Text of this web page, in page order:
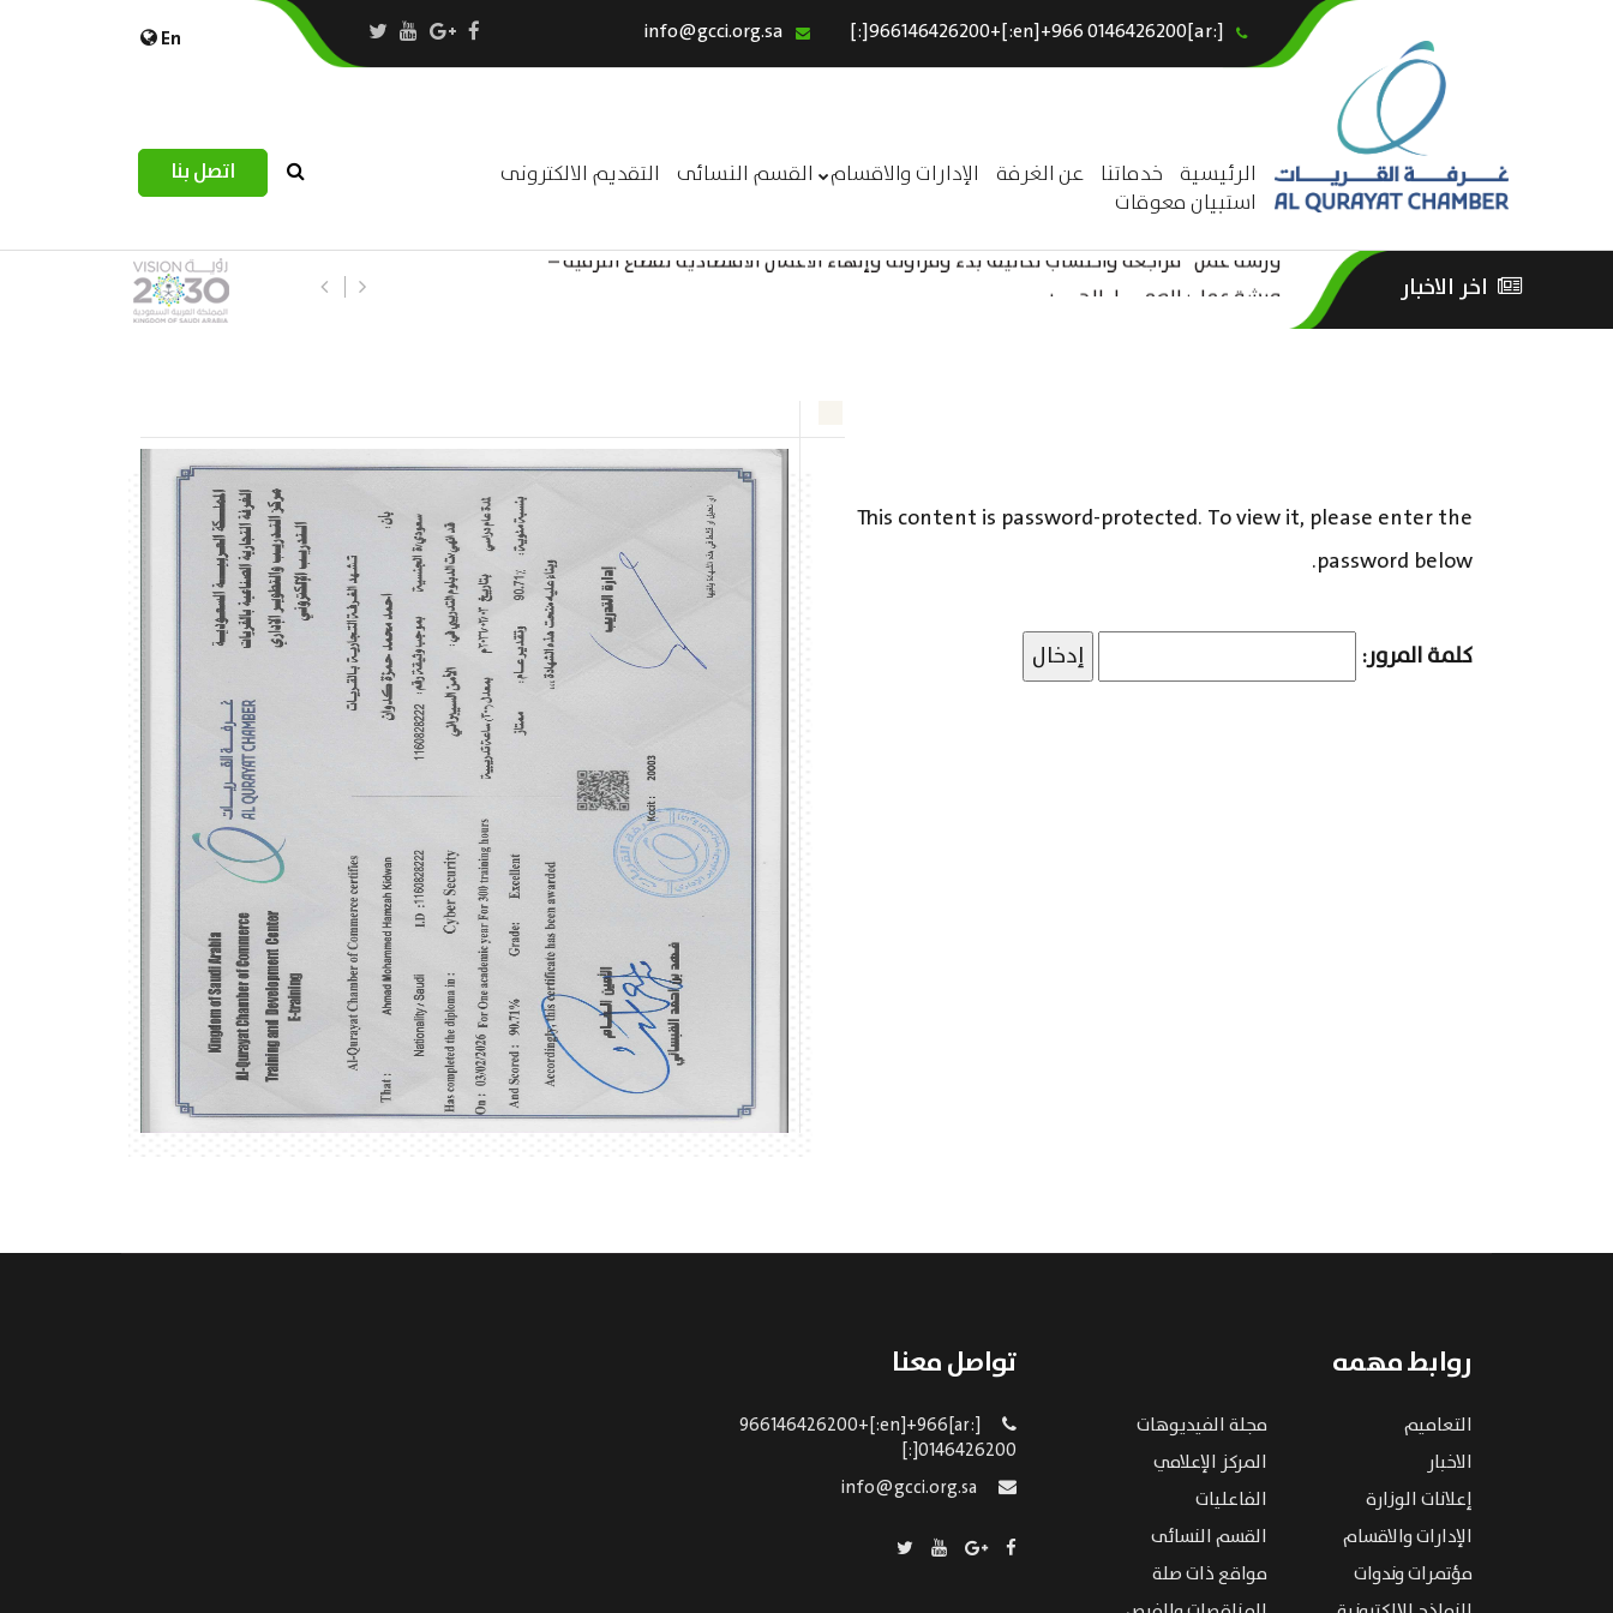
[:ar]966146426200+[:en]+966 0146426200[:]
En
الرئيسية خدماتنا عن الغرفة الإدارات والاقسام القسم النسائى التقديم الالكترونى
استبيان معوقات
اتصل بنا
الرئيسية
عن الغرفة
القسم النسائى
اخر الاخبار
ورشة عمل “مراجعة واحتساب تكاليف بدء ومزاولة وإنهاء الأعمال الاقتصادية لقطاع الترفيه –
الثقافة – السياحة”
ورشة عمل : العمـــــل الحـــــر استبيان مرصد التحديات اللوجستية
This content is password-protected. To view it, please enter the
password below.
كلمة المرور:
روابط مهمه
التعاميم
مجلة الفيديوهات
الاخبار
المركز الإعلامي
إعلانات الوزارة
الفاعليات
الإدارات والاقسام
القسم النسائى
مؤتمرات وندوات
مواقع ذات صلة
تواصل معنا
[:ar]966146426200+[:en]+966
0146426200[:]